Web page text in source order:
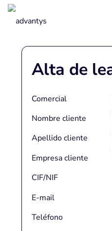
Alta de
Comercial
Nombre cliente
Apellido cliente
Empresa cliente
CIF/NIF
E-mail
Teléfono